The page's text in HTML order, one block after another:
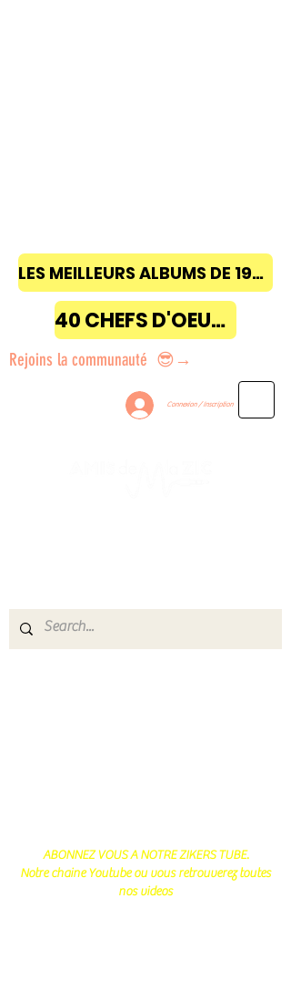
LES MEILLEURS ALBUMS DE 1968 à 2018
40 CHEFS D'OEUVRE
Rejoins la communauté 😎→
Connexion / Inscription
ABONNEZ VOUS A NOTRE ZIKERS TUBE.
Notre chaine Youtube ou vous retrouverez toutes
nos videos